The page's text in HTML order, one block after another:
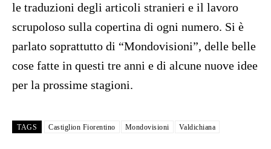
le traduzioni degli articoli stranieri e il lavoro
scrupoloso sulla copertina di ogni numero. Si è
parlato soprattutto di “Mondovisioni”, delle belle
cose fatte in questi tre anni e di alcune nuove idee
per la prossime stagioni.
TAGS Castiglion Fiorentino Mondovisioni Valdichiana